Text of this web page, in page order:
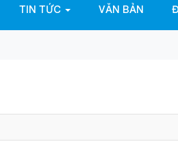
TIN TỨC VĂN BẢN